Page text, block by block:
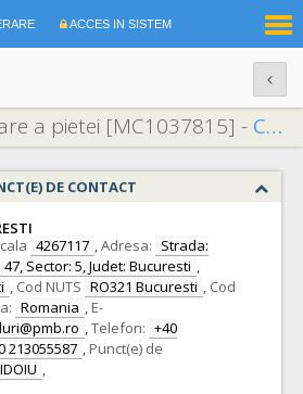
ACCES IN SISTEM
a pietei [MC1037815] - Consultarea pieței privind conținutului Caietului de sarcini aferent achiziției publice pentru furnizarea de troleibuze articulate pentru îmbunătățirea și extinderea capacității transportului public de călători în Municipiul București.
DE CONTACT
4267117 ,Adresa: Strada:
Sector: 5, Judet: Bucuresti ,
, Cod NUTS RO321 Bucuresti , Cod
Romania , E-
,Telefon: +40
213055587 , Punct(e) de
,